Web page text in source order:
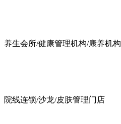
养生会所/健康管理机构/康养机构
院线连锁/沙龙/皮肤管理门店